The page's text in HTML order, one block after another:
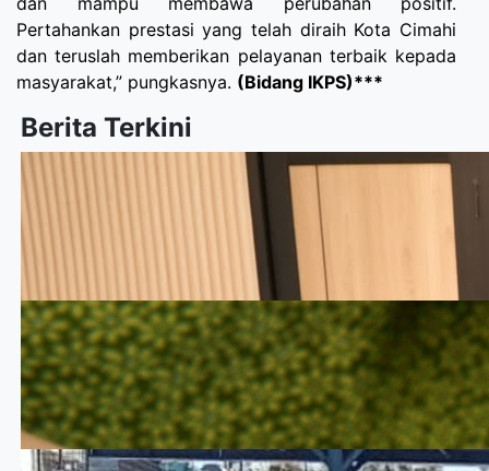
Pertahankan prestasi yang telah diraih Kota Cimahi
dan teruslah memberikan pelayanan terbaik kepada
masyarakat,” pungkasnya. (Bidang IKPS)***
Berita Terkini